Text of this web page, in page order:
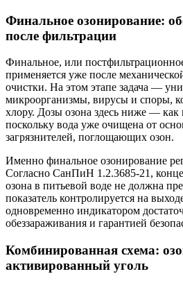
Финальное озонирование:
после фильтрации
Финальное, или
применяется уже после
очистки. На этом этапе задача —
микроорганизмы, вирусы и споры,
хлору. Дозы озона здесь ниже — как
поскольку вода уже очищена от
загрязнителей, поглощающих озон.
Именно финальное озонирование
Согласно СанПиН 1.2.3685-21,
озона в питьевой воде не должна
показатель контролируется на
одновременно индикатором
обеззараживания и гарантией
Комбинированная схема:
активированный уголь